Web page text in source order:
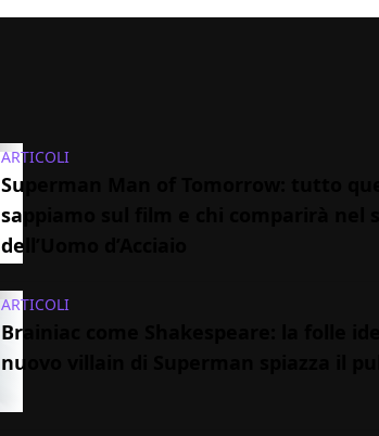
ARTICOLI
Superman Man of Tomorrow: tutto
sappiamo sul film e chi comparirà nel
dell’Uomo d’Acciaio
ARTICOLI
Brainiac come Shakespeare: la folle
nuovo villain di Superman spiazza il